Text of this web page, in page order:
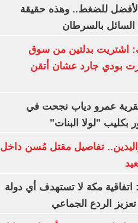
الأفضل للضغط.. وهذه حقيقة
السائل بالسرطان
اشتريت بدلتين من سوق
بودي جارد عشان أتقن
عمرو دياب نجحت في
بكليب "لولا البنات"
تفاصيل مقتل مُسن داخل
اتفاقية مكة لا تستهدف أي دولة
الردع الجماعي